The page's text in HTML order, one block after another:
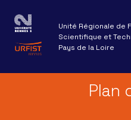
contenu
Unité Régionale de
Scientifique et
Pays de la Loire
Le programme
Supports
Plan